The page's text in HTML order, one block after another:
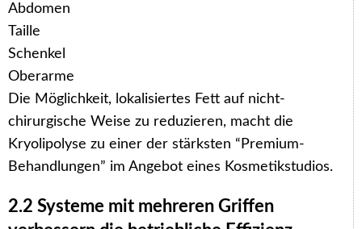
Abdomen
Taille
Schenkel
Oberarme
Die Möglichkeit, lokalisiertes Fett auf nicht-
chirurgische Weise zu reduzieren, macht die
Kryolipolyse zu einer der stärksten “Premium-
Behandlungen” im Angebot eines Kosmetikstudios.
2.2 Systeme mit mehreren Griffen